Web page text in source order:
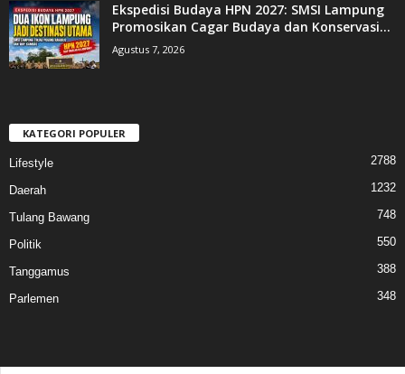
Ekspedisi Budaya HPN 2027: SMSI Lampung
Promosikan Cagar Budaya dan Konservasi...
Agustus 7, 2026
KATEGORI POPULER
Lifestyle 2788
Daerah 1232
Tulang Bawang 748
Politik 550
Tanggamus 388
Parlemen 348